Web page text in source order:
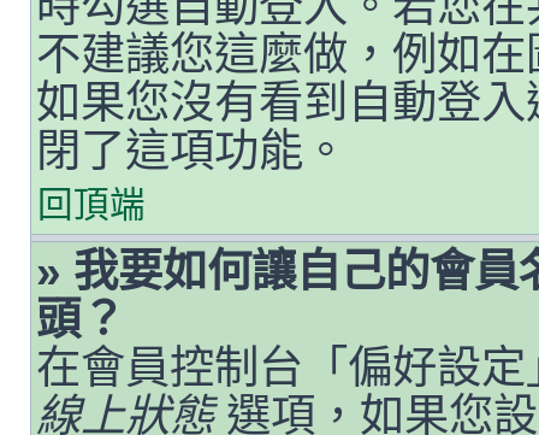
不建議您這麼做，例如
如果您沒有看到自動登
閉了這項功能。
回頂端
» 我要如何讓自己的會
頭？
在會員控制台「偏好設
線上狀態選項，如果您